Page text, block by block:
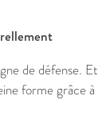
de défense. Et
forme grâce à